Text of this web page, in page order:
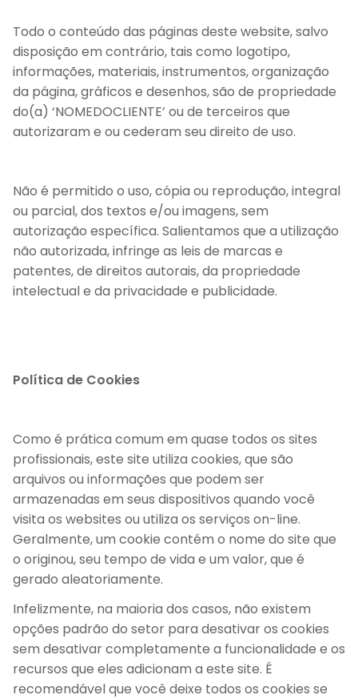
Todo o conteúdo das páginas deste website, salvo
disposição em contrário, tais como logotipo,
informações, materiais, instrumentos, organização
da página, gráficos e desenhos, são de propriedade
do(a) ‘NOMEDOCLIENTE’ ou de terceiros que
autorizaram e ou cederam seu direito de uso.
Não é permitido o uso, cópia ou reprodução, integral
ou parcial, dos textos e/ou imagens, sem
autorização específica. Salientamos que a utilização
não autorizada, infringe as leis de marcas e
patentes, de direitos autorais, da propriedade
intelectual e da privacidade e publicidade.
Política de Cookies
Como é prática comum em quase todos os sites
profissionais, este site utiliza cookies, que são
arquivos ou informações que podem ser
armazenadas em seus dispositivos quando você
visita os websites ou utiliza os serviços on-line.
Geralmente, um cookie contém o nome do site que
o originou, seu tempo de vida e um valor, que é
gerado aleatoriamente.
Infelizmente, na maioria dos casos, não existem
opções padrão do setor para desativar os cookies
sem desativar completamente a funcionalidade e os
recursos que eles adicionam a este site. É
recomendável que você deixe todos os cookies se